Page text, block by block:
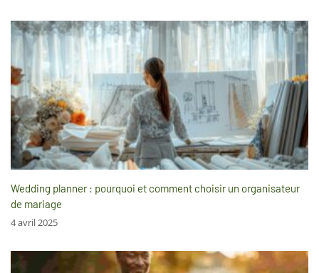
Wedding planner : pourquoi et comment choisir un organisateur
de mariage
4 avril 2025